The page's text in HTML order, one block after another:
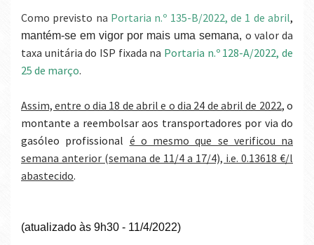
Como previsto na Portaria n.º 135-B/2022, de 1 de abril,
mantém-se em vigor por mais uma semana, o valor da
taxa unitária do ISP fixada na Portaria n.º 128-A/2022, de
25 de março.
Assim, entre o dia 18 de abril e o dia 24 de abril de 2022, o
montante a reembolsar aos transportadores por via do
gasóleo profissional é o mesmo que se verificou na
semana anterior (semana de 11/4 a 17/4), i.e. 0.13618 €/l
abastecido.
(atualizado às 9h30 - 11/4/2022)